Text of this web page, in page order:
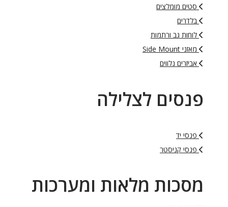
סטים מומלצים
בלדרים
לוחות גב ורתמות
מאזני Side Mount
אביזרים נלווים
פנסים לצלילה
פנסי יד
פנסי קניסטר
מסכות מלאות ומערכות